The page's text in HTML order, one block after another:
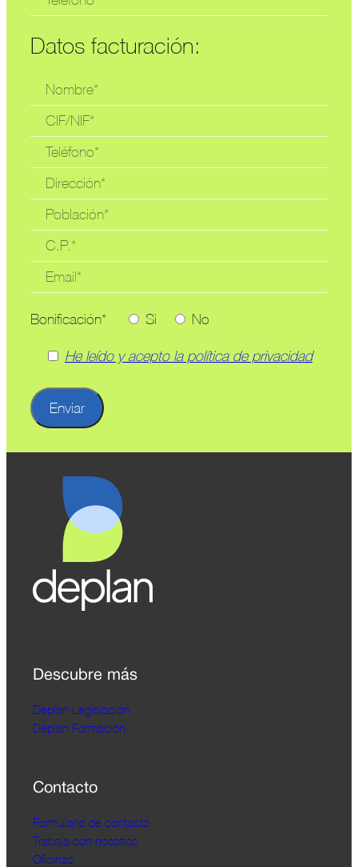
Datos facturación:
Bonificación* Si No
He leído y acepto la política de privacidad
Descubre más
Deplan Legislación
Deplan Formación
Contacto
Formulario de contacto
Trabaja con nosotros
Oficinas